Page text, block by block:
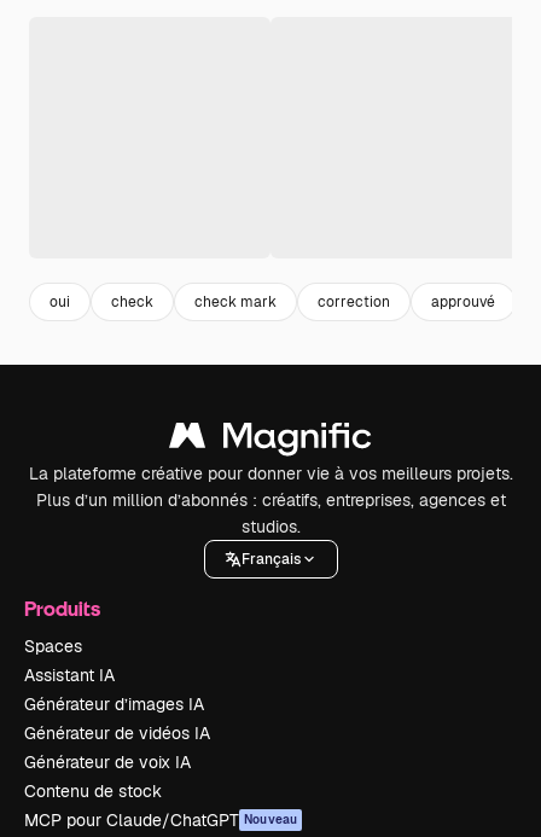
oui check check mark correction approuvé
La plateforme créative pour donner vie à vos meilleurs projets.
Plus d’un million d’abonnés : créatifs, entreprises, agences et
studios.
Français
Produits
Spaces
Assistant IA
Générateur d’images IA
Générateur de vidéos IA
Générateur de voix IA
Contenu de stock
MCP pour Claude/ChatGPT Nouveau